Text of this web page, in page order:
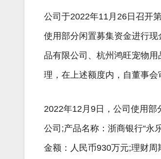
公司于2022年11月26日召开
使用部分闲置募集资金进行
品有限公司、杭州鸿旺宠物
理，在上述额度内，自董事会
2022年12月9日，公司使用
公司;产品名称：浙商银行“永
金额：人民币930万元;理财周